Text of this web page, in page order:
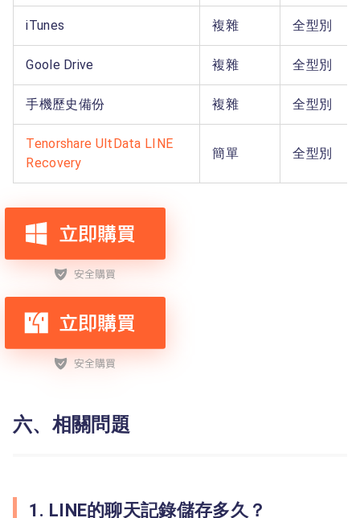
iTunes 複雜 全型別
Goole Drive 複雜 全型別
手機歷史備份 複雜 全型別
Tenorshare UltData LINE
Recovery
簡單 全型別
六、相關問題
1. LINE的聊天記錄儲存多久？